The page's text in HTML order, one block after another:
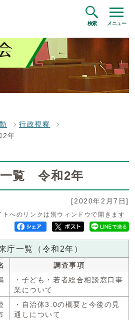
検索 メニュー
行政視察
2年
覧 令和2年
[2020年2月7日]
トへのリンクは別ウィンドウで開きます
庁一覧（令和2年）
調査事項
・子ども・若者総合相談窓口事
業について
・自治体3.0の概要と今後の見
通しについて